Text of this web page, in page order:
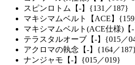
スピンロトム【-】{131／187}
マキシマムベルト【ACE】
マキシマムベルト(ACE仕様)【
テラスタルオーブ【-】{015／
アクロマの執念【-】{164／
ナンジャモ【-】{015／019}